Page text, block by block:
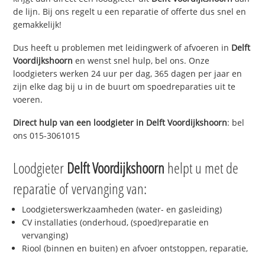
de lijn. Bij ons regelt u een reparatie of offerte dus snel en
gemakkelijk!
Dus heeft u problemen met leidingwerk of afvoeren in Delft
Voordijkshoorn en wenst snel hulp, bel ons. Onze
loodgieters werken 24 uur per dag, 365 dagen per jaar en
zijn elke dag bij u in de buurt om spoedreparaties uit te
voeren.
Direct hulp van een loodgieter in Delft Voordijkshoorn: bel
ons 015-3061015
Loodgieter Delft Voordijkshoorn helpt u met de
reparatie of vervanging van:
Loodgieterswerkzaamheden (water- en gasleiding)
CV installaties (onderhoud, (spoed)reparatie en
vervanging)
Riool (binnen en buiten) en afvoer ontstoppen, reparatie,